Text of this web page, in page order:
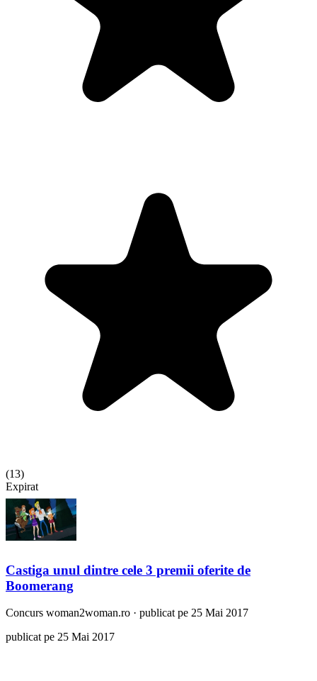
(13)
Expirat
Castiga unul dintre cele 3 premii oferite de
Boomerang
Concurs woman2woman.ro · publicat pe 25 Mai 2017
publicat pe 25 Mai 2017